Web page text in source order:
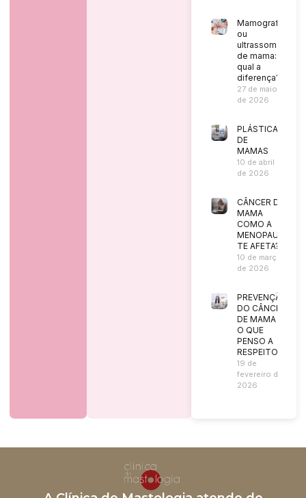
Mamografia
ou
ultrassom
de mama:
qual a
diferença?
27 de maio
de 2026
PLÁSTICA
DE
MAMAS
10 de abril
de 2026
CÂNCER DE
MAMA
COMO A
MENOPAUSA
TE AFETA?
10 de março
de 2026
PREVENÇÃO
DO CÂNCER
DE MAMA |
O QUE
PENSO A
RESPEITO?
19 de
fevereiro de
2026